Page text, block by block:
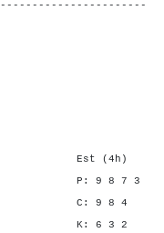
4
9
5
(4h)
9 8
C: 9
5 K: 6